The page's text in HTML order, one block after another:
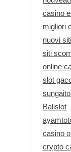
casino
migliori
nuovi
siti
online
slot
Balislot
casino
crypto